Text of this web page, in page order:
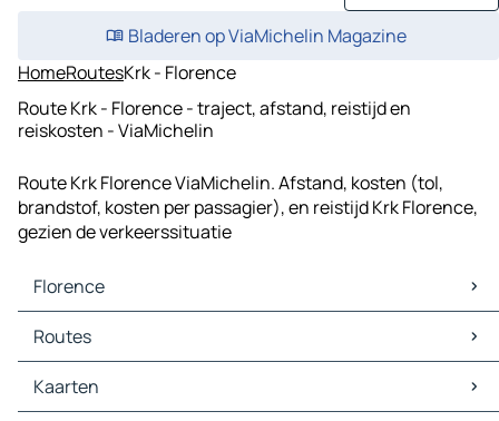
Bladeren op ViaMichelin Magazine
HomeRoutesKrk - Florence
Route Krk - Florence - traject, afstand, reistijd en
reiskosten - ViaMichelin
Route Krk Florence ViaMichelin. Afstand, kosten (tol,
brandstof, kosten per passagier), en reistijd Krk Florence,
gezien de verkeerssituatie
Florence
Florence Kaarten
Florence Verkeer
Florence Hotels
Florence Restaurants
Routes
Routes Florence - Genua
Routes Florence - Bologna
Kaarten